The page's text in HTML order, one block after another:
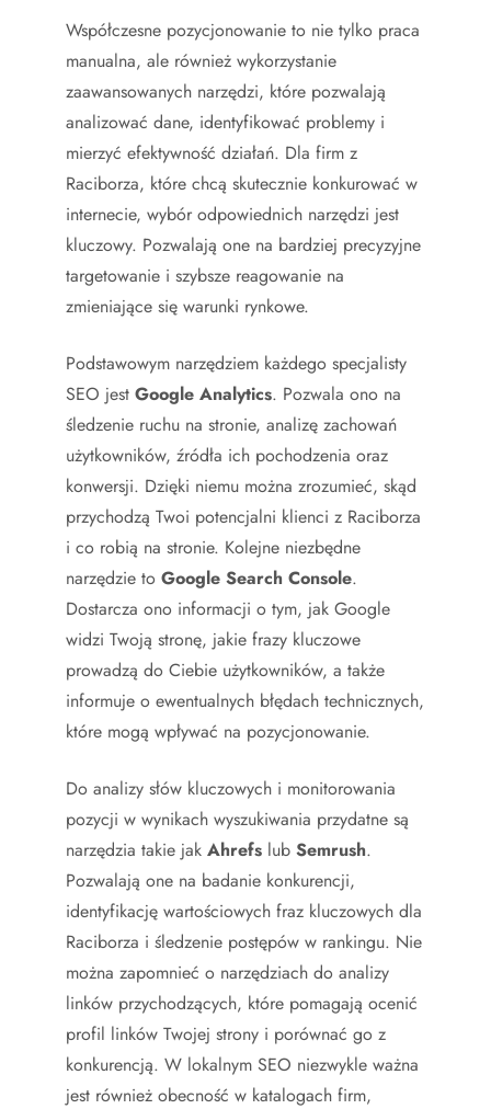
Współczesne pozycjonowanie to nie tylko praca
manualna, ale również wykorzystanie
zaawansowanych narzędzi, które pozwalają
analizować dane, identyfikować problemy i
mierzyć efektywność działań. Dla firm z
Raciborza, które chcą skutecznie konkurować w
internecie, wybór odpowiednich narzędzi jest
kluczowy. Pozwalają one na bardziej precyzyjne
targetowanie i szybsze reagowanie na
zmieniające się warunki rynkowe.
Podstawowym narzędziem każdego specjalisty
SEO jest Google Analytics. Pozwala ono na
śledzenie ruchu na stronie, analizę zachowań
użytkowników, źródła ich pochodzenia oraz
konwersji. Dzięki niemu można zrozumieć, skąd
przychodzą Twoi potencjalni klienci z Raciborza
i co robią na stronie. Kolejne niezbędne
narzędzie to Google Search Console.
Dostarcza ono informacji o tym, jak Google
widzi Twoją stronę, jakie frazy kluczowe
prowadzą do Ciebie użytkowników, a także
informuje o ewentualnych błędach technicznych,
które mogą wpływać na pozycjonowanie.
Do analizy słów kluczowych i monitorowania
pozycji w wynikach wyszukiwania przydatne są
narzędzia takie jak Ahrefs lub Semrush.
Pozwalają one na badanie konkurencji,
identyfikację wartościowych fraz kluczowych dla
Raciborza i śledzenie postępów w rankingu. Nie
można zapomnieć o narzędziach do analizy
linków przychodzących, które pomagają ocenić
profil linków Twojej strony i porównać go z
konkurencją. W lokalnym SEO niezwykle ważna
jest również obecność w katalogach firm,